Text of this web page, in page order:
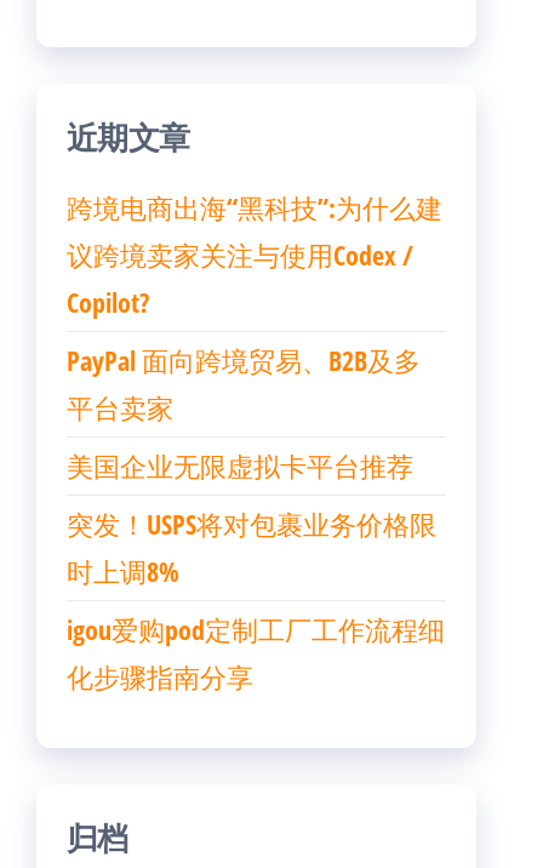
近期文章
跨境电商出海“黑科技”:为什么建
议跨境卖家关注与使用Codex /
Copilot?
PayPal 面向跨境贸易、B2B及多
平台卖家
美国企业无限虚拟卡平台推荐
突发！USPS将对包裹业务价格限
时上调8%
igou爱购pod定制工厂工作流程细
化步骤指南分享
归档